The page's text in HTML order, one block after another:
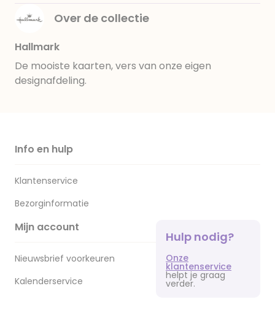
Over de collectie
Hallmark
De mooiste kaarten, vers van onze eigen
designafdeling.
Info en hulp
Klantenservice
Bezorginformatie
Mijn account
Nieuwsbrief voorkeuren
Kalenderservice
Hulp nodig?
Onze
klantenservice
helpt je graag
verder.